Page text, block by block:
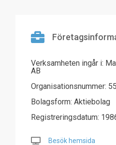
Verksamheten ingår i:
AB
Organisationsnummer:
Bolagsform: Aktiebolag
Registreringsdatum:
Besök hemsida